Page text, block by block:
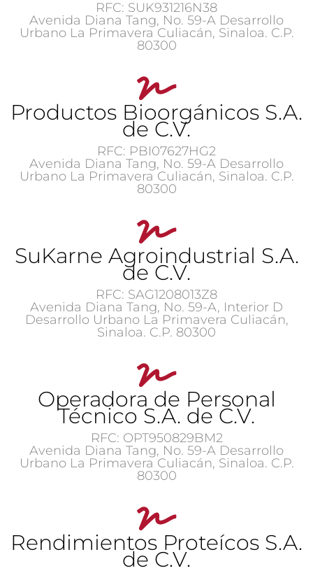
RFC: SUK931216N38
Avenida Diana Tang, No. 59-A Desarrollo
Urbano La Primavera Culiacán, Sinaloa. C.P.
80300
Productos Bioorgánicos S.A.
de C.V.
RFC: PBI07627HG2
Avenida Diana Tang, No. 59-A Desarrollo
Urbano La Primavera Culiacán, Sinaloa. C.P.
80300
SuKarne Agroindustrial S.A.
de C.V.
RFC: SAG1208013Z8
Avenida Diana Tang, No. 59-A, Interior D
Desarrollo Urbano La Primavera Culiacán,
Sinaloa. C.P. 80300
Operadora de Personal
Técnico S.A. de C.V.
RFC: OPT950829BM2
Avenida Diana Tang, No. 59-A Desarrollo
Urbano La Primavera Culiacán, Sinaloa. C.P.
80300
Rendimientos Proteícos S.A.
de C.V.